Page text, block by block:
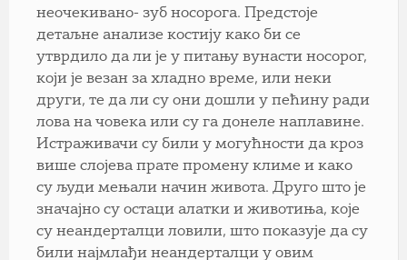
неочекивано- зуб носорога. Предстоје
детаљне анализе костију како би се
утврдило да ли је у питању вунасти носорог,
који је везан за хладно време, или неки
други, те да ли су они дошли у пећину ради
лова на човека или су га донеле наплавине.
Истраживачи су били у могућности да кроз
више слојева прате промену климе и како
су људи мењали начин живота. Друго што је
значајно су остаци алатки и животиња, које
су неандерталци ловили, што показује да су
били најмлађи неандерталци у овим